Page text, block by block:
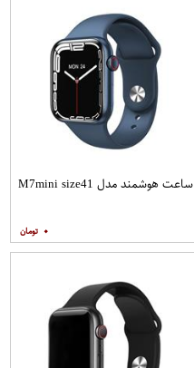
ساعت هوشمند مدل M7mini size41
۰